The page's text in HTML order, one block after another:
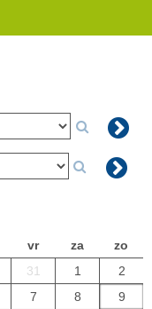
vr za
zo
31 1
2
7 8
9